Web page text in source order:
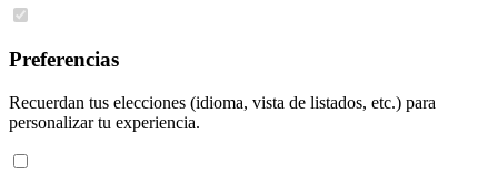
Preferencias
Recuerdan tus elecciones (idioma, vista de listados, etc.) para
personalizar tu experiencia.